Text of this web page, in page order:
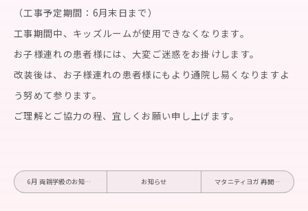
（工事予定期間：6月末日まで）
工事期間中、キッズルームが使用できなくなります。
お子様連れの患者様には、大変ご迷惑をお掛けします。
改装後は、お子様連れの患者様にもより通院し易くなりますよ
う努めて参ります。
ご理解とご協力の程、宜しくお願い申し上げます。
6月 両親学級のお知らせ お知らせ マタニティヨガ 再開のご案内7月